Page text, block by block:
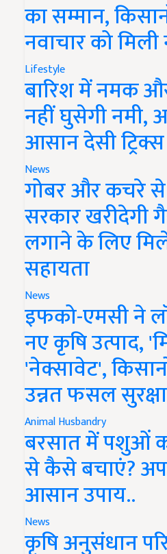
का सम्मान,
नवाचार को
Lifestyle
बारिश में नमक
नहीं घुसेगी नमी,
आसान देसी ट्रिक्स
News
गोबर और कचरे से
सरकार खरीदेगी
लगाने के लिए
सहायता
News
इफको-एमसी ने
नए कृषि उत्पाद,
'नेक्सावेट',
उन्नत फसल
Animal Husbandry
बरसात में पशुओं
से कैसे बचाएं?
आसान उपाय..
News
कृषि अनुसंधान